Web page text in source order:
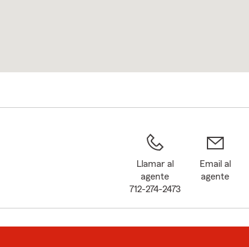
Llamar al
agente
712-274-2473
Email al
agente